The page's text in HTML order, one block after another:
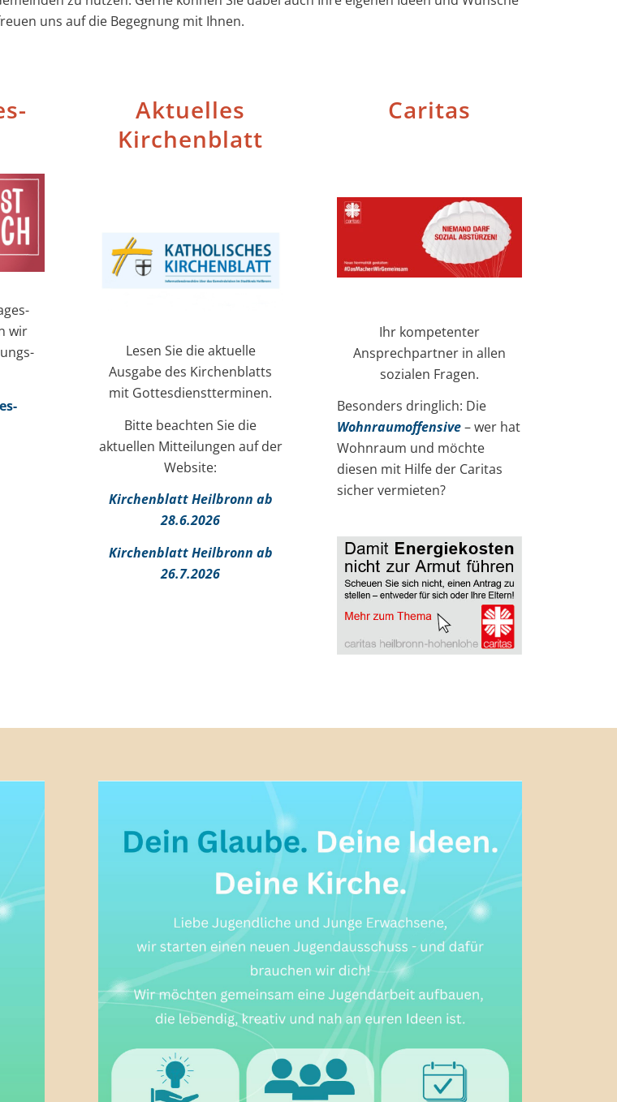
uns auf die Begegnung mit Ihnen.
wir
Aktuelles
Kirchenblatt
Lesen Sie die aktuelle
Ausgabe des Kirchenblatts
mit Gottesdienstterminen.
Bitte beachten Sie die
aktuellen Mitteilungen auf der
Website:
Kirchenblatt Heilbronn ab
28.6.2026
Kirchenblatt Heilbronn ab
26.7.2026
Caritas
Ihr kompetenter
Ansprechpartner in allen
sozialen Fragen.
Besonders dringlich: Die
Wohnraumoffensive– wer hat
Wohnraum und möchte
diesen mit Hilfe der Caritas
sicher vermieten?